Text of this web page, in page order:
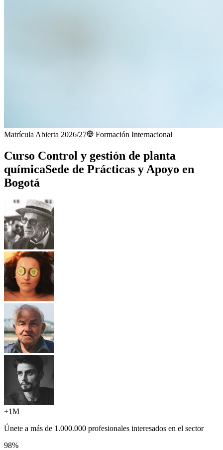
Matrícula Abierta 2026/27 Formación Internacional
Curso Control y gestión de planta
químicaSede de Prácticas y Apoyo en
Bogotá
+1M
Únete a más de 1.000.000 profesionales interesados en el sector
98%